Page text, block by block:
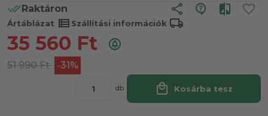
Raktáron share
Ártáblázat view_list Szállítási információk local_shipping
35 560 Ft
51 990 Ft -31%
db local_mall Kosárba tesz